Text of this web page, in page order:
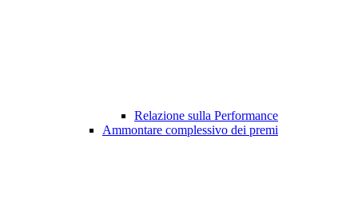
Relazione sulla Performance
Ammontare complessivo dei premi